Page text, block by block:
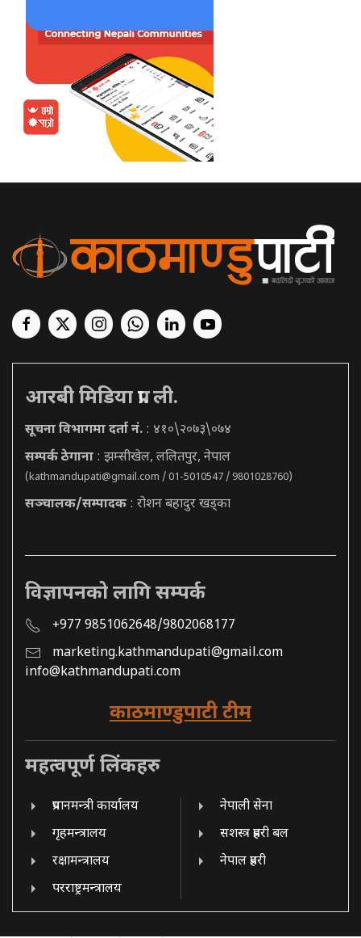
आरबी मिडिया प्रा. ली.
सूचना विभागमा दर्ता नं. : ४१०\२०७३\०७४
सम्पर्क ठेगाना : झम्सीखेल, ललितपुर, नेपाल
(kathmandupati@gmail.com / 01-5010547 / 9801028760)
सञ्चालक/सम्पादक : रोशन बहादुर खड्का
विज्ञापनको लागि सम्पर्क
+977 9851062648/9802068177
marketing.kathmandupati@gmail.com
info@kathmandupati.com
काठमाण्डुपाटी टीम
महत्वपूर्ण लिंकहरु
प्रधानमन्त्री कार्यालय
गृहमन्त्रालय
रक्षामन्त्रालय
परराष्ट्रमन्त्रालय
नेपाली सेना
सशस्त्र प्रहरी बल
नेपाल प्रहरी